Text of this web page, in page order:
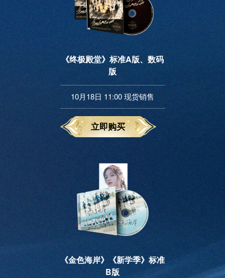
《终极殿堂》标准A版、数码
版
10月18日 11:00 现货销售
立即购买
《金色海岸》《新学季》标准
B版